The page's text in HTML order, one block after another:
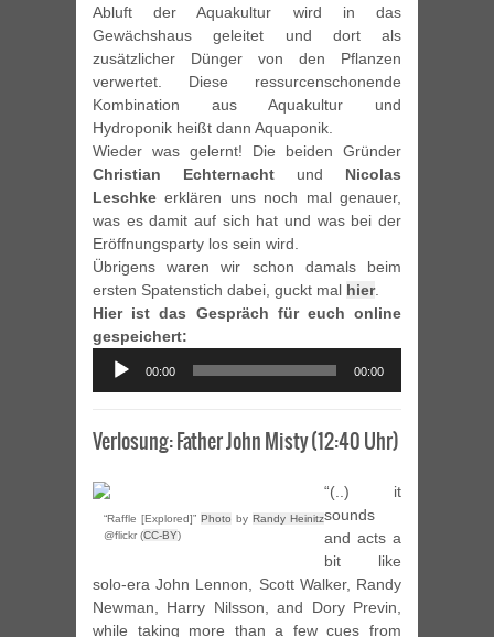
Abluft der Aquakultur wird in das
Gewächshaus geleitet und dort als
zusätzlicher Dünger von den Pflanzen
verwertet. Diese ressurcenschonende
Kombination aus Aquakultur und
Hydroponik heißt dann Aquaponik.
Wieder was gelernt! Die beiden Gründer
Christian Echternacht und Nicolas
Leschke erklären uns noch mal genauer,
was es damit auf sich hat und was bei der
Eröffnungsparty los sein wird.
Übrigens waren wir schon damals beim
ersten Spatenstich dabei, guckt mal hier.
Hier ist das Gespräch für euch online
gespeichert:
Audio
Player
00:00 00:00
Verlosung: Father John Misty (12:40 Uhr)
“Raffle [Explored]” Photo by Randy Heinitz
@flickr (CC-BY)
“(..) it
sounds
and acts a
bit like
solo-era John Lennon, Scott Walker, Randy
Newman, Harry Nilsson, and Dory Previn,
while taking more than a few cues from